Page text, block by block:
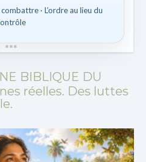
· L’ordre au lieu du
***
BIBLIQUE DU
réelles. Des luttes